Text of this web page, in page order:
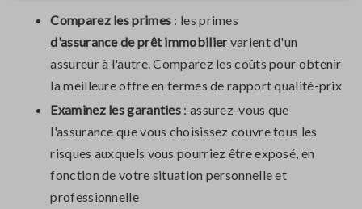
Comparez les primes : les primes
d'assurance de prêt immobilier varient d'un
assureur à l'autre. Comparez les coûts pour obtenir
la meilleure offre en termes de rapport qualité-prix
Examinez les garanties : assurez-vous que
l'assurance que vous choisissez couvre tous les
risques auxquels vous pourriez être exposé, en
fonction de votre situation personnelle et
professionnelle